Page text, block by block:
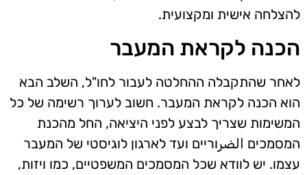
להצלחה אישית ומקצועית.
הכנה לקראת המעבר
לאחר שהתקבלה ההחלטה לעבור לחו"ל, השלב הבא
הוא הכנה לקראת המעבר. חשוב לערוך רשימה של כל
המשימות שצריך לבצע לפני היציאה, החל מהכנת
המסמכים الضرוריים ועד לארגון לוגיסטי של המעבר
עצמו. יש לוודא שכל המסמכים המשפטיים, כמו ויזות,